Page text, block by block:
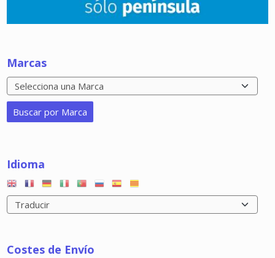
Marcas
Idioma
Costes de Envío